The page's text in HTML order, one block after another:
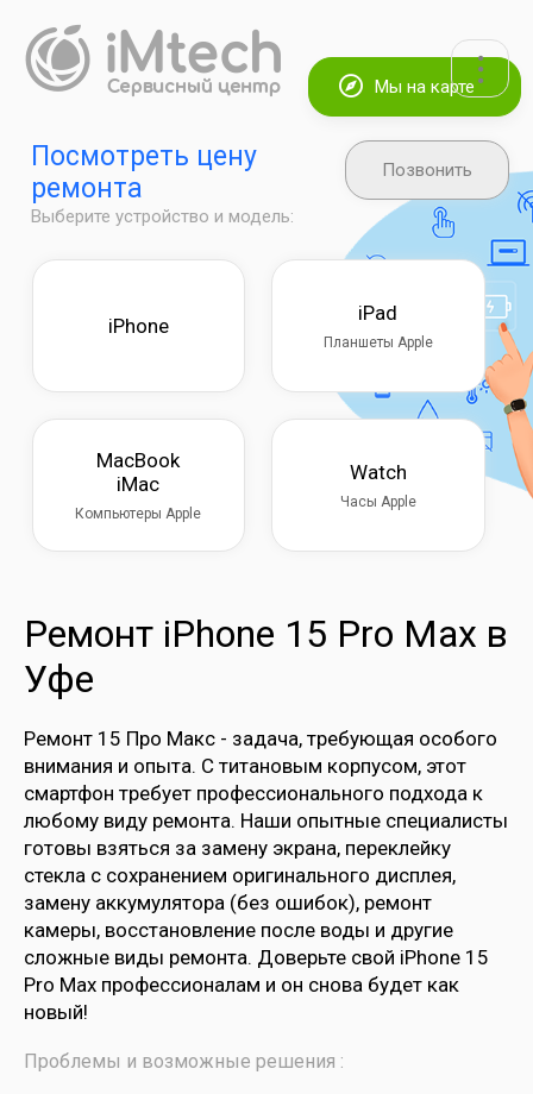
Мы на карте
Позвонить
Посмотреть цену
ремонта
Выберите устройство и модель:
iPhone
iPad
Планшеты Apple
MacBook
iMac
Компьютеры Apple
Watch
Часы Apple
Ремонт iPhone 15 Pro Max в
Уфе
Ремонт 15 Про Макс - задача, требующая особого
внимания и опыта. С титановым корпусом, этот
смартфон требует профессионального подхода к
любому виду ремонта. Наши опытные специалисты
готовы взяться за замену экрана, переклейку
стекла с сохранением оригинального дисплея,
замену аккумулятора (без ошибок), ремонт
камеры, восстановление после воды и другие
сложные виды ремонта. Доверьте свой iPhone 15
Pro Max профессионалам и он снова будет как
новый!
Проблемы и возможные решения :